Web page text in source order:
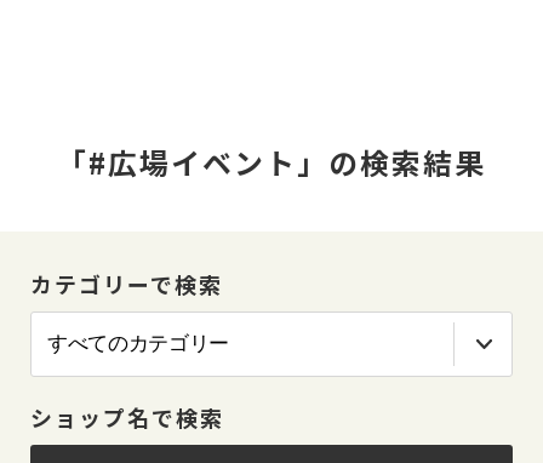
「#広場イベント」の検索結果
カテゴリーで検索
ショップ名で検索